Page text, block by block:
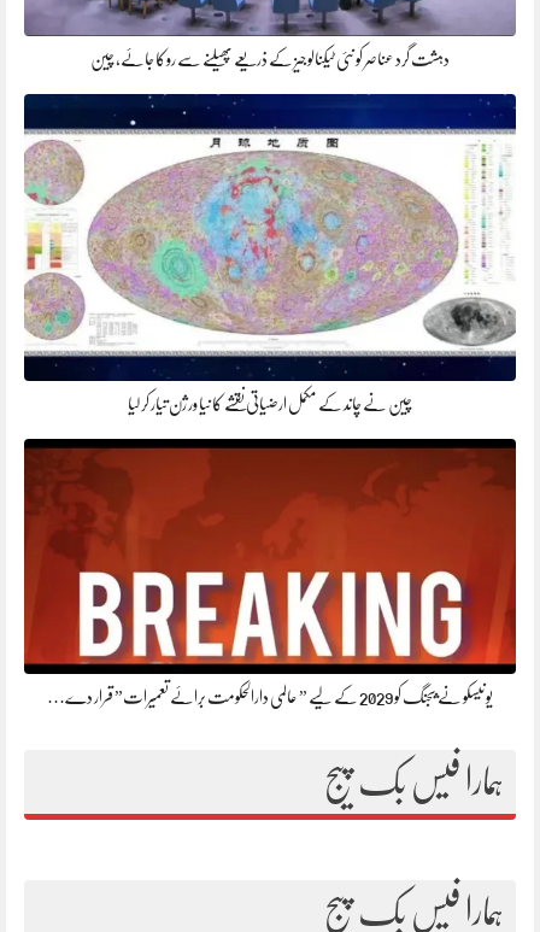
دہشت گرد عناصر کو نئی ٹیکنالوجیز کے ذریعے پھیلنے سے روکا جائے، چین
چین نے چاند کے مکمل ارضیاتی نقشے کا نیا ورژن تیار کر لیا
یونیسکو نے بیجنگ کو 2029 کے لیے ” عالمی دارالحکومت برائے تعمیرات” قرار دے…
ہمارا فیس بک پیج
ہمارا فیس بک پیج